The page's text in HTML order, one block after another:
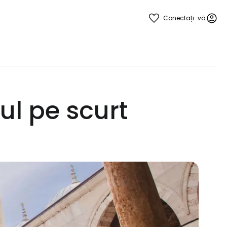
Conectați-vă
pe scurt